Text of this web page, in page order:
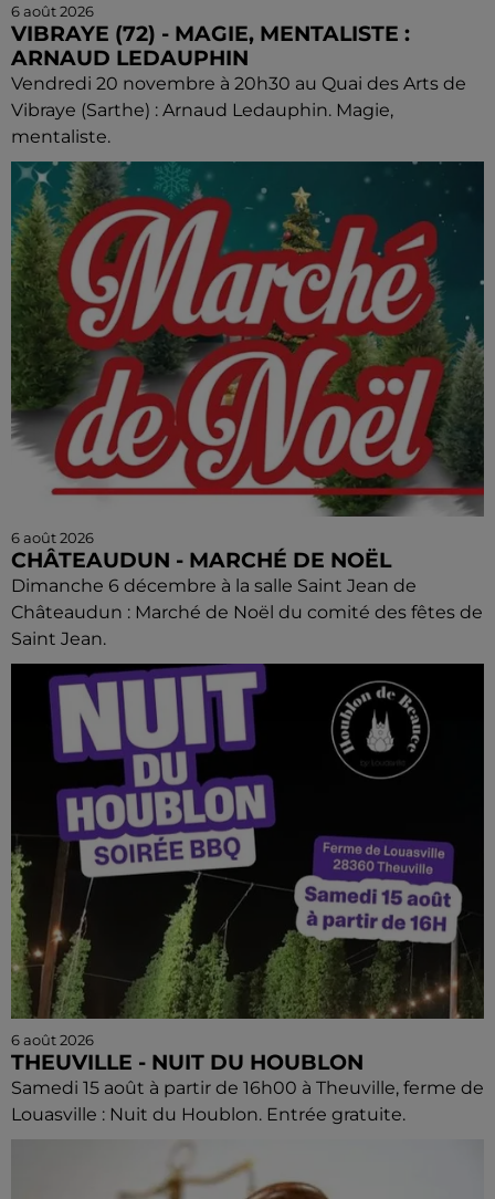
6 août 2026
VIBRAYE (72) - MAGIE, MENTALISTE :
ARNAUD LEDAUPHIN
Vendredi 20 novembre à 20h30 au Quai des Arts de
Vibraye (Sarthe) : Arnaud Ledauphin. Magie,
mentaliste.
6 août 2026
CHÂTEAUDUN - MARCHÉ DE NOËL
Dimanche 6 décembre à la salle Saint Jean de
Châteaudun : Marché de Noël du comité des fêtes de
Saint Jean.
6 août 2026
THEUVILLE - NUIT DU HOUBLON
Samedi 15 août à partir de 16h00 à Theuville, ferme de
Louasville : Nuit du Houblon. Entrée gratuite.